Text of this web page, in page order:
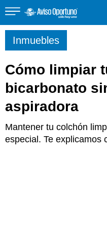
Inmuebles
Vehículos
Inmuebles
Cómo limpiar
bicarbonato
aspiradora
Mantener tu colchón
especial. Te explicamos